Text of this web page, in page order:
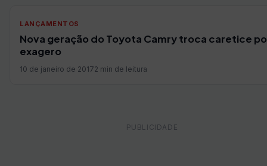
LANÇAMENTOS
Nova geração do Toyota Camry troca caretice
exagero
10 de janeiro de 20172 min de leitura